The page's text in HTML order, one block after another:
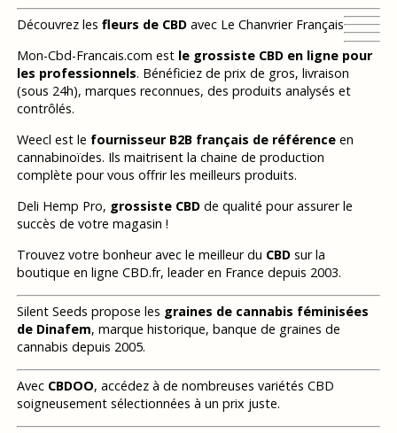
Découvrez les fleurs de CBDavec Le Chanvrier Français
Mon-Cbd-Francais.com est le grossiste CBD en ligne pour
les professionnels. Bénéficiez de prix de gros, livraison
(sous 24h), marques reconnues, des produits analysés et
contrôlés.
Weecl est le fournisseur B2B français de référenceen
cannabinoïdes. Ils maitrisent la chaine de production
complète pour vous offrir les meilleurs produits.
Deli Hemp Pro, grossiste CBDde qualité pour assurer le
succès de votre magasin !
Trouvez votre bonheur avec le meilleur du CBDsur la
boutique en ligne CBD.fr, leader en France depuis 2003.
Silent Seeds propose les graines de cannabis féminisées
de Dinafem, marque historique, banque de graines de
cannabis depuis 2005.
Avec CBDOO, accédez à de nombreuses variétés CBD
soigneusement sélectionnées à un prix juste.